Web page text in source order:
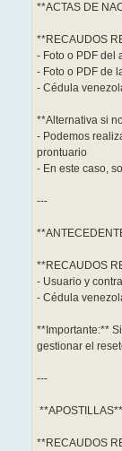
**ACTAS DE
**RECAUDOS
- Foto o PDF del
- Foto o PDF de
- Cédula
**Alternativa si
- Podemos
prontuario
- En este caso,
---
**RECAUDOS
- Usuario y
- Cédula
**Importante:**
gestionar el
---
️ **APOSTILLAS**
**RECAUDOS